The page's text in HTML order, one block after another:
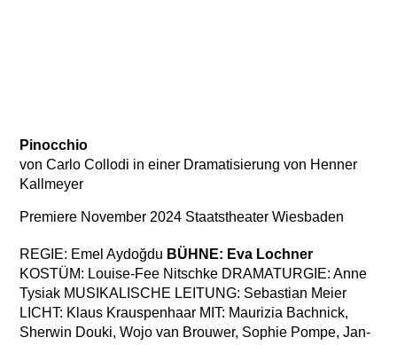
Pinocchio
von Carlo Collodi in einer Dramatisierung von Henner
Kallmeyer
Premiere November 2024 Staatstheater Wiesbaden
REGIE: Emel Aydoğdu BÜHNE: Eva Lochner
KOSTÜM: Louise-Fee Nitschke DRAMATURGIE: Anne
Tysiak MUSIKALISCHE LEITUNG: Sebastian Meier
LICHT: Klaus Krauspenhaar MIT: Maurizia Bachnick,
Sherwin Douki, Wojo van Brouwer, Sophie Pompe, Jan-